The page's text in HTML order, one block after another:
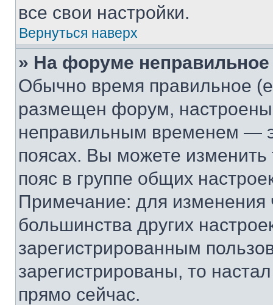
все свои настройки.
Вернуться наверх
» На форуме
Обычно время правильное
размещен форум, настроены
неправильным временем —
поясах. Вы можете изменить
пояс в группе общих
Примечание: для изменения
большинства других
зарегистрированным
зарегистрированы, то
прямо сейчас.